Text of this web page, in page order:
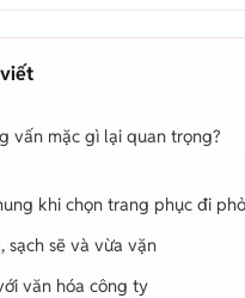
vấn mặc gì lại quan trọng?
khi chọn trang phục đi
sạch sẽ và vừa vặn
văn hóa công ty